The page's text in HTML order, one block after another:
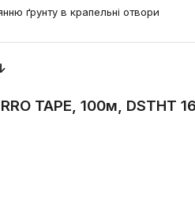
ґрунту в крапельні отвори
TAPE, 100м, DSTHT